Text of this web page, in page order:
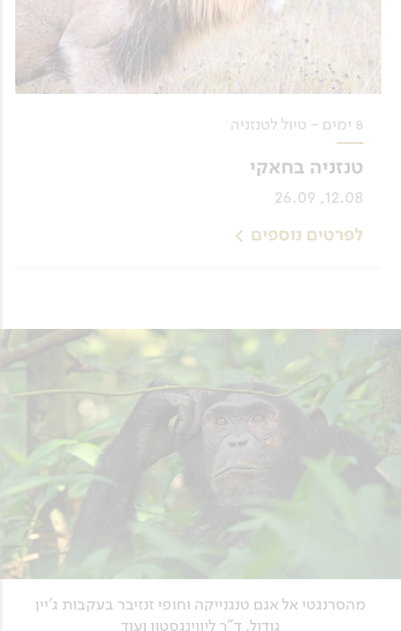
8 ימים - טיול לטנזניה
טנזניה בחאקי
12.08, 26.09
לפרטים נוספים
מהסרנגטי אל אגם טנגנייקה וחופי זנזיבר בעקבות ג'יין
גודול, ד"ר ליווינגסטון ועוד